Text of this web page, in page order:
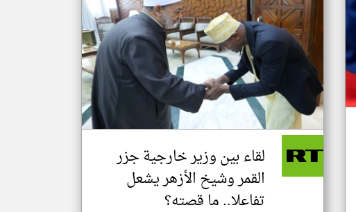
لقاء بين وزير خارجية جزر
القمر وشيخ الأزهر يشعل
تفاعلا.. ما قصته؟